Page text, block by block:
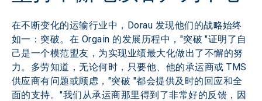
在不断变化的运输行业中，Dorau 发现他们的战略始终
如一：突破。在 Orgain 的发展历程中，"突破 "证明了自
己是一个模范盟友，为实现业绩最大化做出了不懈的努
力。多劳知道，无论何时，只要他、他的承运商或 TMS
供应商有问题或顾虑，"突破 "都会提供及时的回应和全
面的支持。"我们从承运商那里得到了非常好的反馈，因